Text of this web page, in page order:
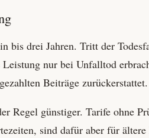
bis drei Jahren. Tritt der
nur bei Unfalltod
Beiträge zurückerstattet.
Regel günstiger. Tarife ohne
sind dafür aber für